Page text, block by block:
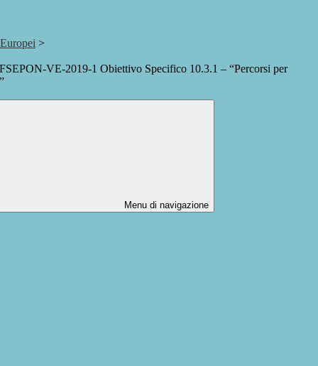
>
VE-2019-1 Obiettivo Specifico 10.3.1 – “Percorsi per
Menu di navigazione